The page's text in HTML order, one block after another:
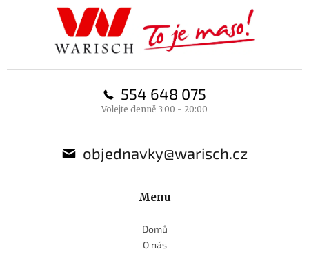
554 648 075
Volejte denně 3:00 - 20:00
objednavky@warisch.cz
Menu
Domů
O nás